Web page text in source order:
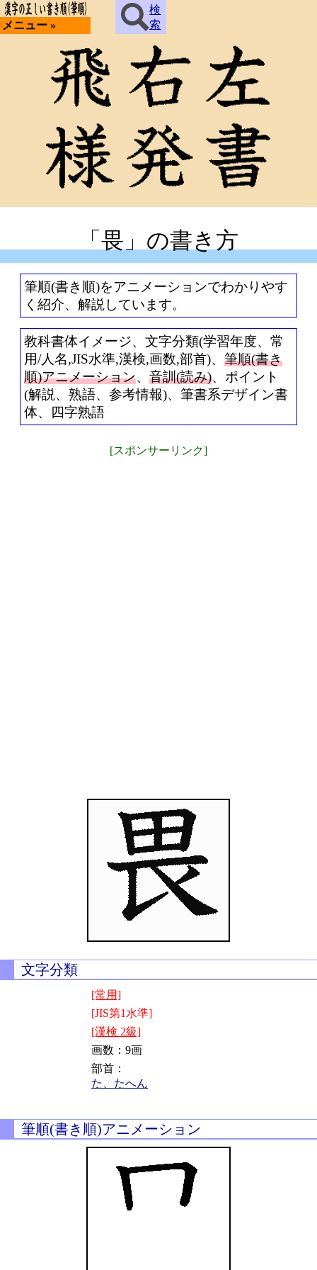
メニュー »
検
索
「畏」の書き方
筆順(書き順)をアニメーションでわかりやす
く紹介、解説しています。
教科書体イメージ、文字分類(学習年度、常
用/人名,JIS水準,漢検,画数,部首)、 筆順(書き
順)アニメーション、 音訓(読み)、ポイント
(解説、熟語、参考情報)、筆書系デザイン書
体、四字熟語
[スポンサーリンク]
文字分類
[常用]
[JIS第1水準]
[漢検 2級]
画数：9画
部首：
た、たへん
筆順(書き順)アニメーション